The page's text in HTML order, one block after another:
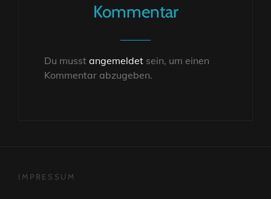
Kommentar
Du musst angemeldet sein, um einen
Kommentar abzugeben.
IMPRESSUM